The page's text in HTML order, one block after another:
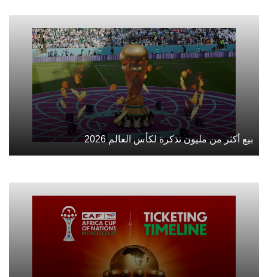
بيع أكثر من مليون تذكرة لكأس العالم 2026